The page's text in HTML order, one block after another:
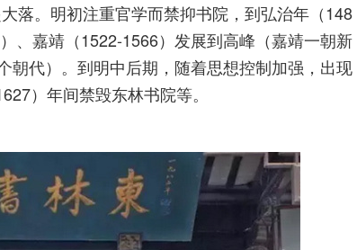
落。明初注重官学而禁抑书院，到弘治年（148
、嘉靖（1522-1566）发展到高峰（嘉靖一朝新
朝代）。到明中后期，随着思想控制加强，出现
）年间禁毁东林书院等。